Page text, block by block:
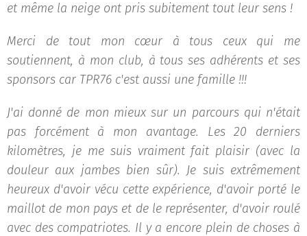
et même la neige ont pris subitement tout leur sens !
Merci de tout mon cœur à tous ceux qui me
soutiennent, à mon club, à tous ses adhérents et ses
sponsors car TPR76 c'est aussi une famille !!!
J'ai donné de mon mieux sur un parcours qui n'était
pas forcément à mon avantage. Les 20 derniers
kilomètres, je me suis vraiment fait plaisir (avec la
douleur aux jambes bien sûr). Je suis extrêmement
heureux d'avoir vécu cette expérience, d'avoir porté le
maillot de mon pays et de le représenter, d'avoir roulé
avec des compatriotes. Il y a encore plein de choses à